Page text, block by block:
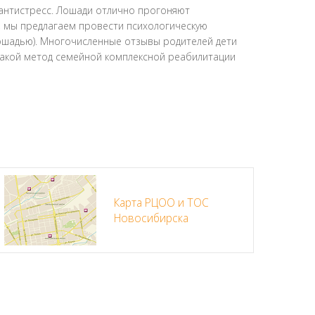
Лошади отлично прогоняют
предлагаем провести психологическую
Многочисленные отзывы родителей дети
метод семейной комплексной реабилитации
Карта РЦОО и ТОС
Новосибирска